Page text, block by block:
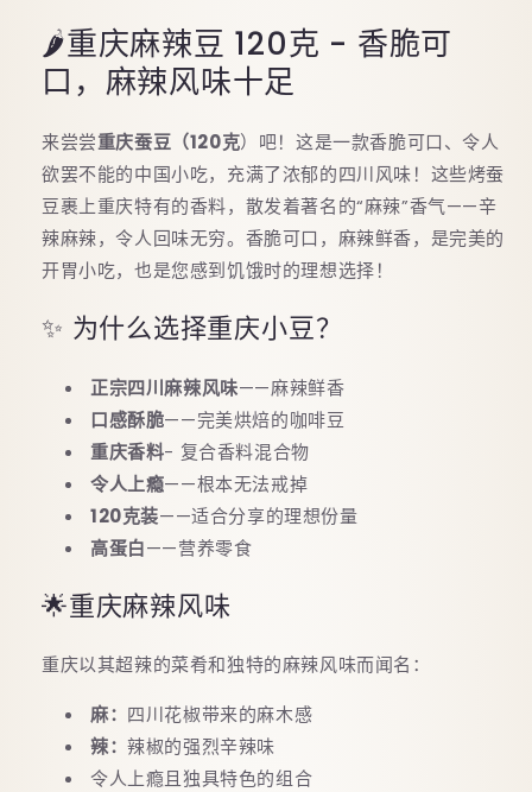
🌶️重庆麻辣豆 120克 - 香脆可
口，麻辣风味十足
来尝尝重庆蚕豆（120克）吧！这是一款香脆可口、令人
欲罢不能的中国小吃，充满了浓郁的四川风味！这些烤蚕
豆裹上重庆特有的香料，散发着著名的“麻辣”香气——辛
辣麻辣，令人回味无穷。香脆可口，麻辣鲜香，是完美的
开胃小吃，也是您感到饥饿时的理想选择！
✨ 为什么选择重庆小豆？
正宗四川麻辣风味——麻辣鲜香
口感酥脆——完美烘焙的咖啡豆
重庆香料- 复合香料混合物
令人上瘾——根本无法戒掉
120克装——适合分享的理想份量
高蛋白——营养零食
🌟重庆麻辣风味
重庆以其超辣的菜肴和独特的麻辣风味而闻名：
麻： 四川花椒带来的麻木感
辣：辣椒的强烈辛辣味
令人上瘾且独具特色的组合